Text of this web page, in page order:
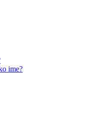
ime?